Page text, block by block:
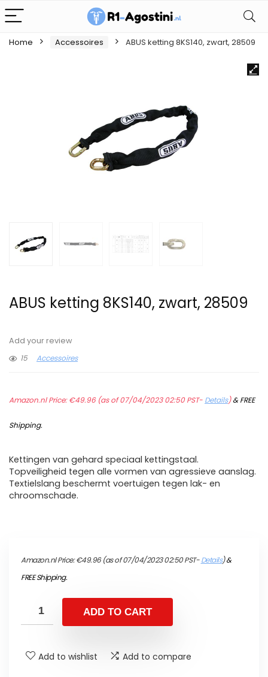
Home Accessoires ABUS ketting 8KS140, zwart, 28509
ABUS ketting 8KS140, zwart, 28509
Add your review
15
Accessoires
Amazon.nl Price:€49.96(as of 07/04/2023 02:50 PST- Details)&FREE
Shipping.
Kettingen van gehard speciaal kettingstaal.
Topveiligheid tegen alle vormen van agressieve aanslag.
Textielslang beschermt voertuigen tegen lak- en
chroomschade.
Amazon.nl Price:€49.96(as of 07/04/2023 02:50 PST-Details)&
FREE Shipping.
ADD TO CART
Add to wishlist Add to compare